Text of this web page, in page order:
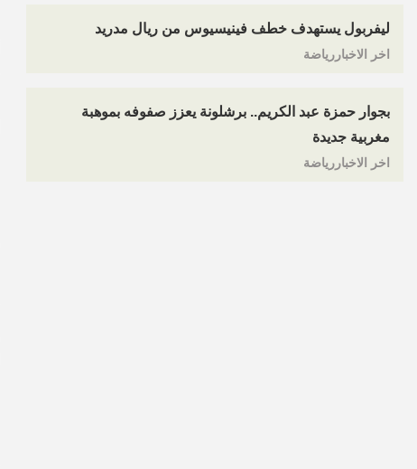
ليفربول يستهدف خطف فينيسيوس من ريال مدريد
اخر الاخباررياضة
بجوار حمزة عبد الكريم.. برشلونة يعزز صفوفه بموهبة
مغربية جديدة
اخر الاخباررياضة